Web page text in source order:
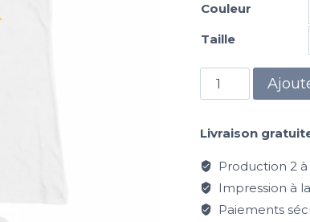
Couleur
Taille
Livraison
Production 2 à
Impression à
Paiements